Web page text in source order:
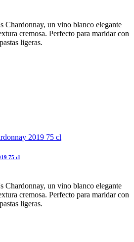
Chardonnay, un vino blanco elegante
cremosa. Perfecto para maridar con
ligeras.
75 cl
Chardonnay, un vino blanco elegante
cremosa. Perfecto para maridar con
ligeras.